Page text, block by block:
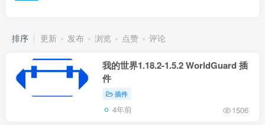
排序 更新 发布 浏览 点赞 评论
我的世界1.18.2-1.5.2 WorldGuard 插
件
插件
4年前 1506